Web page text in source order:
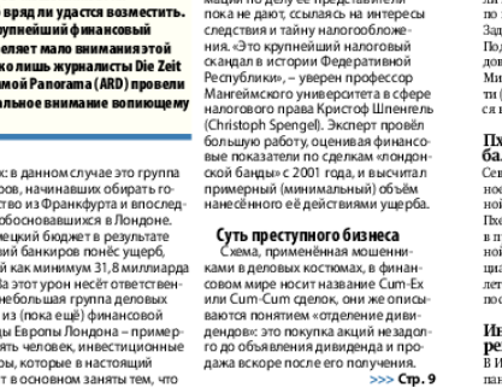
Диалог Diplomat
Дублин
инфоцентр
Еврейская газета
ExPress Жасмин
Здоровье Игуана